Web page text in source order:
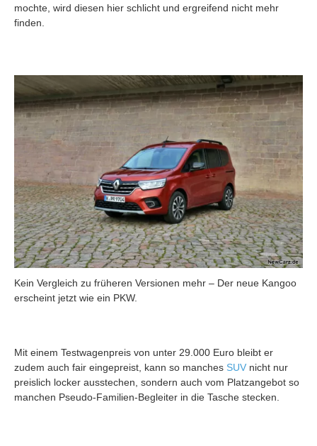
mochte, wird diesen hier schlicht und ergreifend nicht mehr
finden.
Kein Vergleich zu früheren Versionen mehr – Der neue Kangoo
erscheint jetzt wie ein PKW.
Mit einem Testwagenpreis von unter 29.000 Euro bleibt er
zudem auch fair eingepreist, kann so manches SUV nicht nur
preislich locker ausstechen, sondern auch vom Platzangebot so
manchen Pseudo-Familien-Begleiter in die Tasche stecken.